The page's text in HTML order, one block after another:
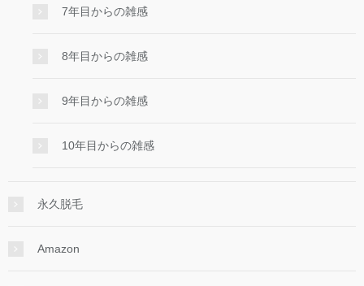
7年目からの雑感
8年目からの雑感
9年目からの雑感
10年目からの雑感
永久脱毛
Amazon